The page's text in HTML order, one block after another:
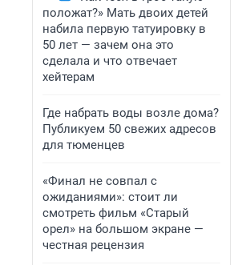
положат?» Мать двоих детей
набила первую татуировку в
50 лет — зачем она это
сделала и что отвечает
хейтерам
Где набрать воды возле дома?
Публикуем 50 свежих адресов
для тюменцев
«Финал не совпал с
ожиданиями»: стоит ли
смотреть фильм «Старый
орел» на большом экране —
честная рецензия